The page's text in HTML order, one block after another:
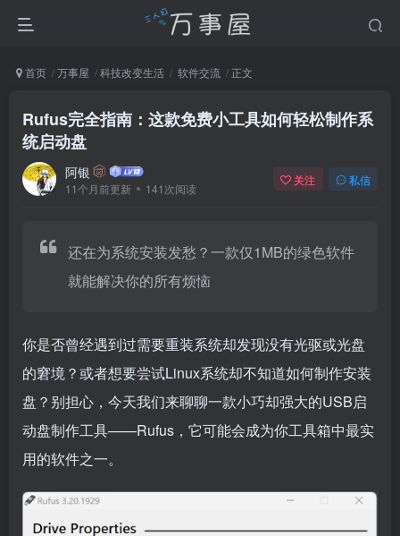
首页 万事屋 科技改变生活 软件交流 正文
Rufus完全指南：这款免费小工具如何轻松制作系
统启动盘
阿银
11个月前更新 141次阅读
关注 私信
还在为系统安装发愁？一款仅1MB的绿色软件
就能解决你的所有烦恼
你是否曾经遇到过需要重装系统却发现没有光驱或光盘
的窘境？或者想要尝试Linux系统却不知道如何制作安装
盘？别担心，今天我们来聊聊一款小巧却强大的USB启
动盘制作工具——Rufus，它可能会成为你工具箱中最实
用的软件之一。